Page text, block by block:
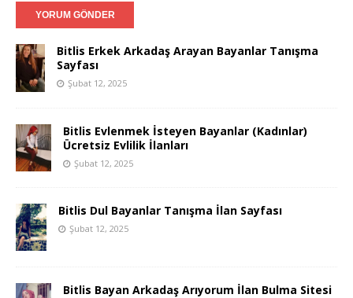
Bitlis Erkek Arkadaş Arayan Bayanlar Tanışma
Sayfası
Şubat 12, 2025
Bitlis Evlenmek İsteyen Bayanlar (Kadınlar)
Ücretsiz Evlilik İlanları
Şubat 12, 2025
Bitlis Dul Bayanlar Tanışma İlan Sayfası
Şubat 12, 2025
Bitlis Bayan Arkadaş Arıyorum İlan Bulma Sitesi